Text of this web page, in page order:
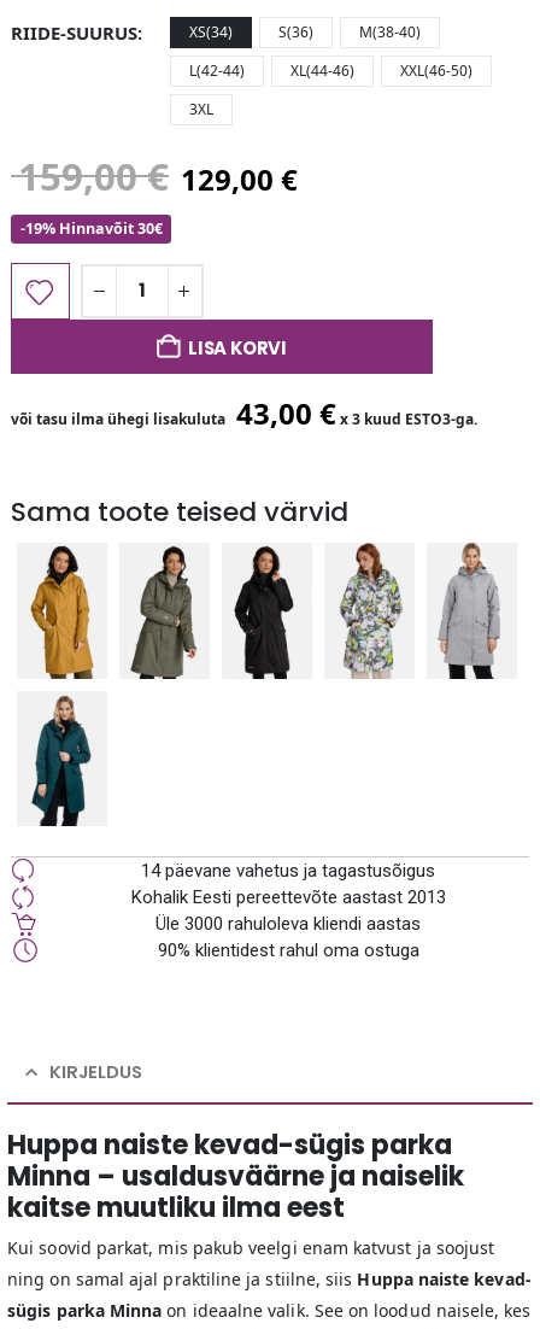
RIIDE-SUURUS XS(34) S(36)
M(38-40)
L(42-44)
XL(44-46)
XXL(46-50)
3XL
159,00€ 129,00€
-19% Hinnavõit 30€
LISA KORVI
või tasu ilma ühegi lisakuluta 43,00€x 3 kuud ESTO3-ga.
Sama toote teised värvid
14 päevane vahetus ja tagastusõigus
Kohalik Eesti pereettevõte aastast 2013
Üle 3000 rahuloleva kliendi aastas
90% klientidest rahul oma ostuga
KIRJELDUS
Huppa naiste kevad-sügis parka
Minna – usaldusväärne ja naiselik
kaitse muutliku ilma eest
Kui soovid parkat, mis pakub veelgi enam katvust ja soojust
ning on samal ajal praktiline ja stiilne, siis Huppa naiste kevad-
sügis parka Minna on ideaalne valik. See on loodud naisele, kes